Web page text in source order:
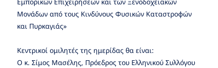
Μονάδων από τους Κινδύνους Φυσικών Καταστροφών
και Πυρκαγιάς»
Κεντρικοί ομιλητές της ημερίδας θα είναι:
Ο κ. Σίμος Μασέλης, Πρόεδρος του Ελληνικού Συλλόγου